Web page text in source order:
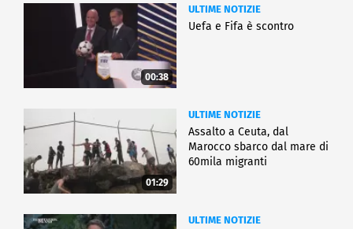
00:38
ULTIME NOTIZIE
Uefa e Fifa è scontro
01:29
ULTIME NOTIZIE
Assalto a Ceuta, dal
Marocco sbarco dal mare di
60mila migranti
ULTIME NOTIZIE